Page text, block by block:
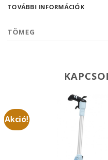
TOVÁBBI INFORMÁCIÓK
TÖMEG
Akció!